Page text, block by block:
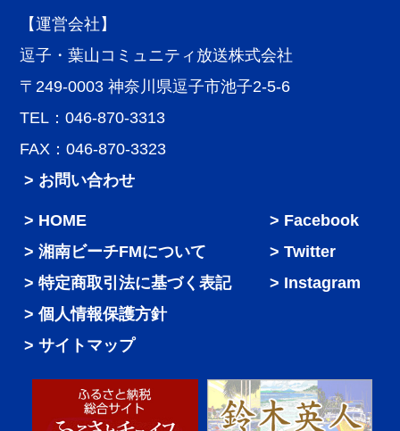
【運営会社】
逗子・葉山コミュニティ放送株式会社
〒249-0003 神奈川県逗子市池子2-5-6
TEL：046-870-3313
FAX：046-870-3323
> お問い合わせ
HOME
湘南ビーチFMについて
特定商取引法に基づく表記
個人情報保護方針
サイトマップ
Facebook
Twitter
Instagram